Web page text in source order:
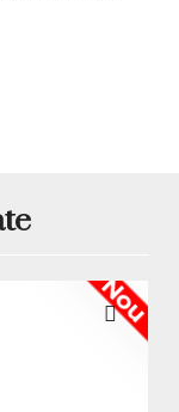
cuticulele,
a indeparta
Nou